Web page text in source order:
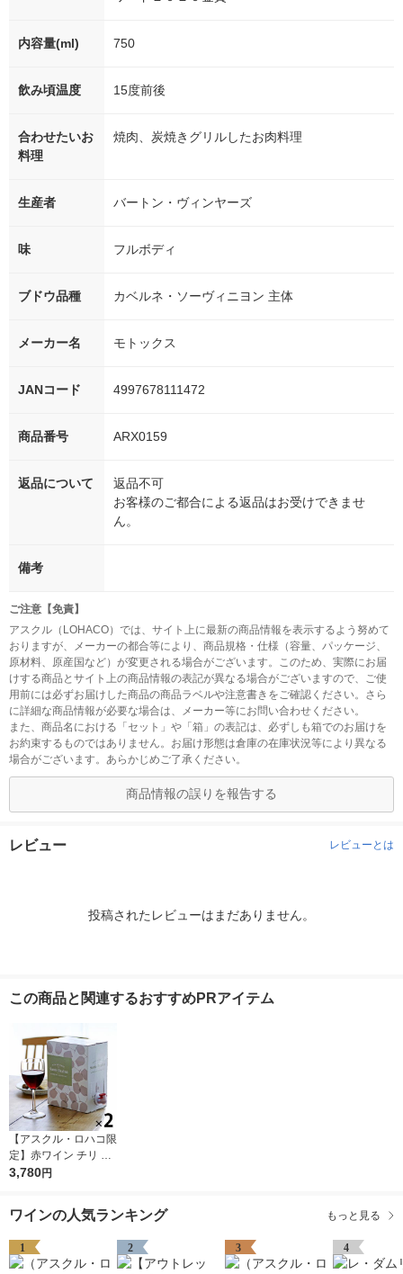
内容量(ml) 750
飲み頃温度 15度前後
合わせたいお
料理
焼肉、炭焼きグリルしたお肉料理
生産者 バートン・ヴィンヤーズ
味 フルボディ
ブドウ品種 カベルネ・ソーヴィニヨン 主体
メーカー名 モトックス
JANコード 4997678111472
商品番号 ARX0159
返品について
返品不可
お客様のご都合による返品はお受けできませ
ん。
備考
ご注意【免責】
アスクル（LOHACO）では、サイト上に最新の商品情報を表示するよう努めて
おりますが、メーカーの都合等により、商品規格・仕様（容量、パッケージ、
原材料、原産国など）が変更される場合がございます。このため、実際にお届
けする商品とサイト上の商品情報の表記が異なる場合がございますので、ご使
用前には必ずお届けした商品の商品ラベルや注意書きをご確認ください。さら
に詳細な商品情報が必要な場合は、メーカー等にお問い合わせください。
また、商品名における「セット」や「箱」の表記は、必ずしも箱でのお届けを
お約束するものではありません。お届け形態は倉庫の在庫状況等により異なる
場合がございます。あらかじめご了承ください。
商品情報の誤りを報告する
レビュー レビューとは
投稿されたレビューはまだありません。
この商品と関連するおすすめPRアイテム
【アスクル・ロハコ限
定】赤ワイン チリ サ
ンタ レジーナ BIB カ
オリジナル
3,780円
ワインの人気ランキング もっと見る
1 2 3 4